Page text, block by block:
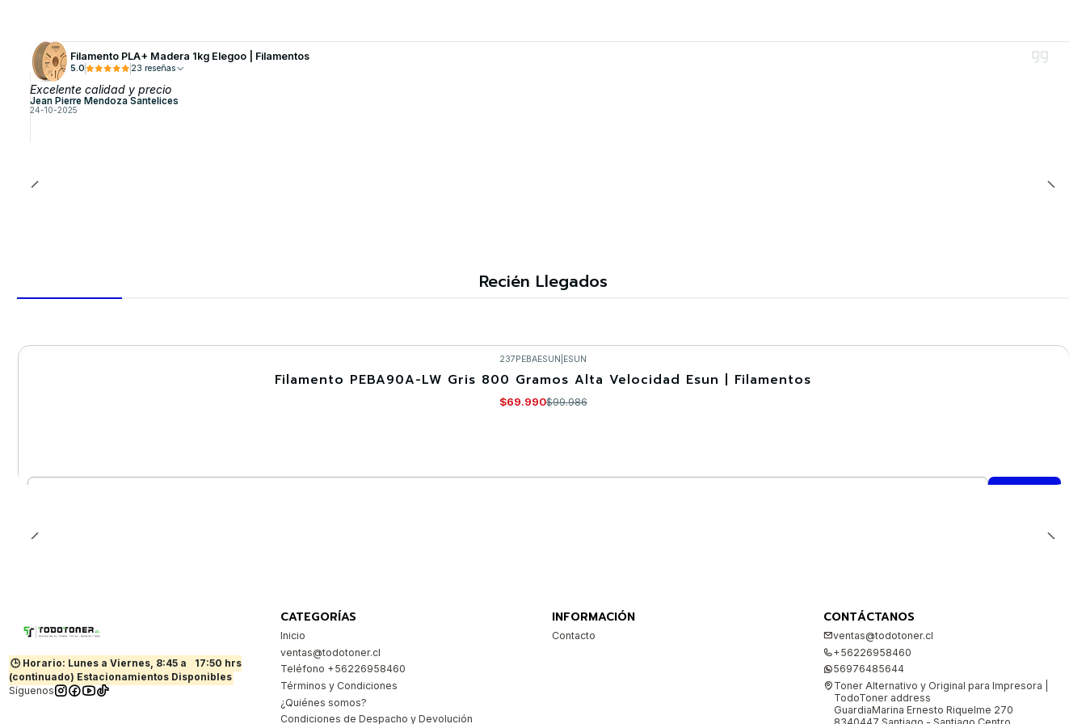
Filamento PLA+ Madera 1kg Elegoo | Filamentos
5.0 23 reseñas
Excelente calidad y precio
Jean Pierre Mendoza Santelices
24-10-2025
Recién Llegados
237PEBAESUN ESUN
Filamento PEBA90A-LW Gris 800 Gramos Alta Velocidad Esun | Filamentos
$69.990$99.986
🕒 Horario: Lunes a Viernes, 8:45 a
17:50 hrs
(continuado) Estacionamientos Disponibles
Síguenos
CATEGORÍAS
Inicio
ventas@todotoner.cl
Teléfono +56226958460
Términos y Condiciones
¿Quiénes somos?
Condiciones de Despacho y Devolución
INFORMACIÓN
Contacto
CONTÁCTANOS
ventas@todotoner.cl
+56226958460
56976485644
Toner Alternativo y Original para Impresora |
TodoToner address
GuardiaMarina Ernesto Riquelme 270